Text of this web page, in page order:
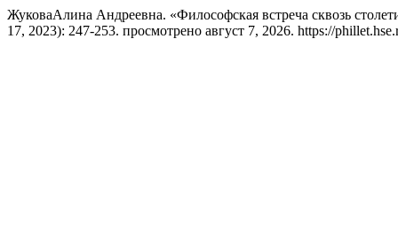
ЖуковаАлина Андреевна. «Философская встреча сквозь
17, 2023): 247-253. просмотрено август 7, 2026. https://